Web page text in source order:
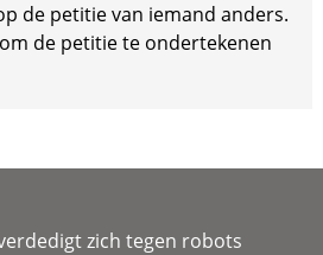
de petitie van iemand anders.
de petitie te ondertekenen
zich tegen robots